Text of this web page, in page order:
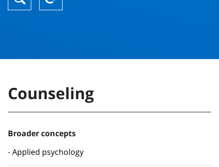
Counseling
Broader concepts
Applied psychology